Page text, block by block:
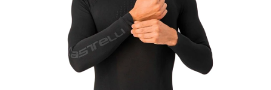
hviezdičiek.